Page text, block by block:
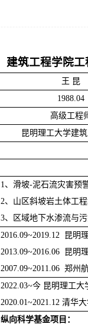
建筑工程学院
王 昆
1988.04
高级工程
昆明理工大学建
1、滑坡-泥石流灾害预
2、 山区斜坡岩土体工
3、区域地下水渗流与
2016.09~2019.12  昆明
2013.09~2016.06  昆明
2007.09~2011.06 郑州航
2022.03~今 昆明理工大
2020.01~2021.12 清华
纵向科学基金项目：